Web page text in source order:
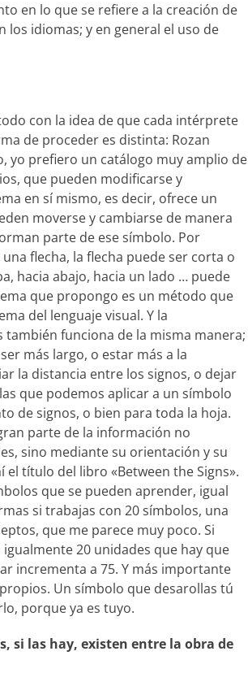
en lo que se refiere a la creación de
idiomas; y en general el uso de
con la idea de que cada intérprete
de proceder es distinta: Rozan
yo prefiero un catálogo muy amplio de
que pueden modificarse y
en sí mismo, es decir, ofrece un
en moverse y cambiarse de manera
parte de ese símbolo. Por
flecha, la flecha puede ser corta o
hacia abajo, hacia un lado … puede
que propongo es un método que
del lenguaje visual. Y la
funciona de la misma manera;
más largo, o estar más a la
la distancia entre los signos, o dejar
que podemos aplicar a un símbolo
de signos, o bien para toda la hoja.
parte de la información no
sino mediante su orientación y su
título del libro «Between the Signs».
que se pueden aprender, igual
si trabajas con 20 símbolos, una
que me parece muy poco. Si
20 unidades que hay que
incrementa a 75. Y más importante
Un símbolo que desarollas tú
porque ya es tuyo.
si las hay, existen entre la obra de